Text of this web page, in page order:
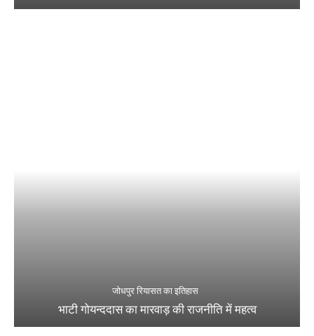
जोधपुर रियासत का इतिहास
भाटी गोयन्ददास का मारवाड़ की राजनीति में महत्व